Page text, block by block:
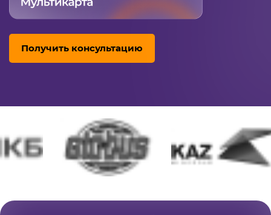
Получить консультацию